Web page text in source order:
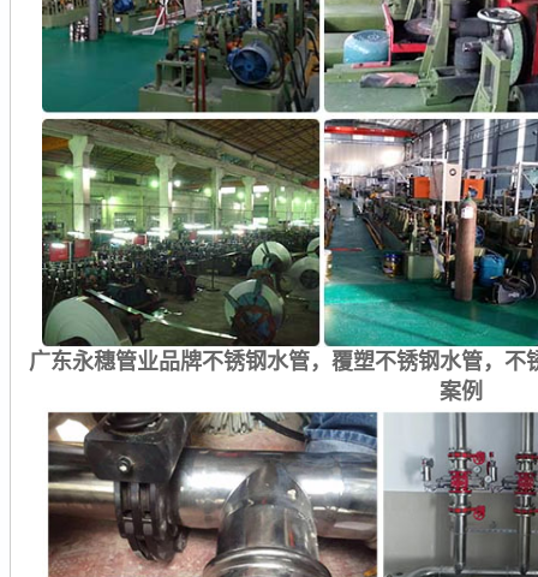
广东永穗管业品牌不锈钢水管，覆塑不锈钢水管，
案例